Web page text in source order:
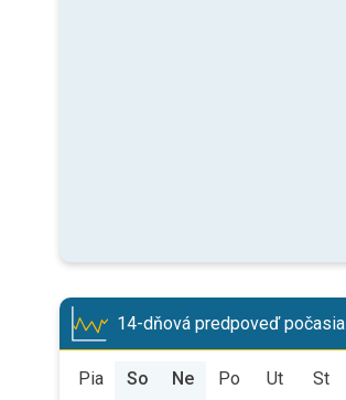
14-dňová predpoveď počasia
Pia So Ne Po Ut St